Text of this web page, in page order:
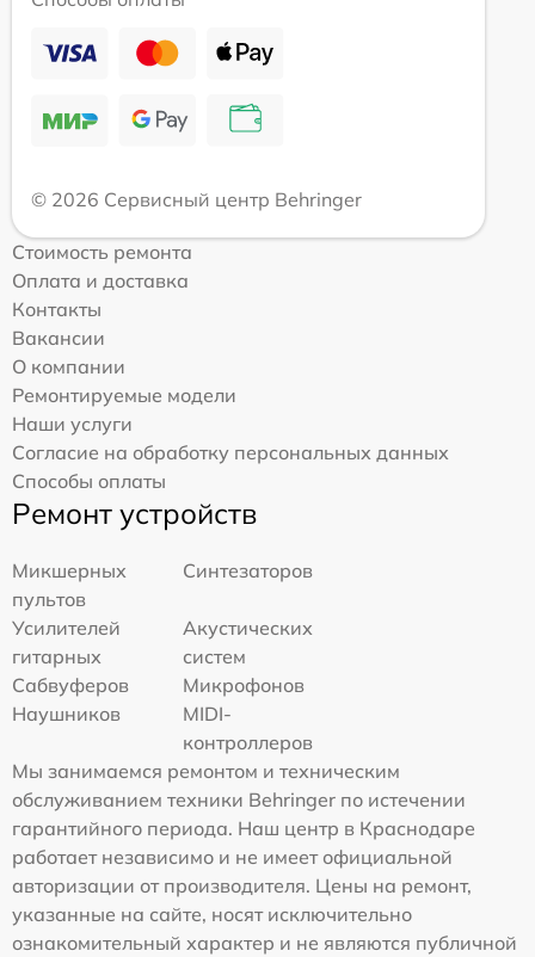
© 2026 Сервисный центр Behringer
Стоимость ремонта
Оплата и доставка
Контакты
Вакансии
О компании
Ремонтируемые модели
Наши услуги
Согласие на обработку персональных данных
Способы оплаты
Ремонт устройств
Микшерных
пультов
Синтезаторов
Усилителей
гитарных
Акустических
систем
Сабвуферов
Микрофонов
Наушников
MIDI-
контроллеров
Мы занимаемся ремонтом и техническим
обслуживанием техники Behringer по истечении
гарантийного периода. Наш центр в Краснодаре
работает независимо и не имеет официальной
авторизации от производителя. Цены на ремонт,
указанные на сайте, носят исключительно
ознакомительный характер и не являются публичной